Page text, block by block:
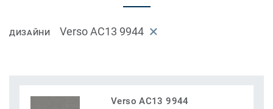
ДИЗАЙНИ Verso AC13 9944
Verso AC13 9944